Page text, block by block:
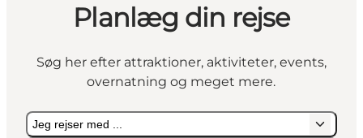
Oplevelser
Kalender
Byer og steder
Transport
Planlæg din rejse
Søg her efter attraktioner, aktiviteter, events,
overnatning og meget mere.
Jeg rejser med ...